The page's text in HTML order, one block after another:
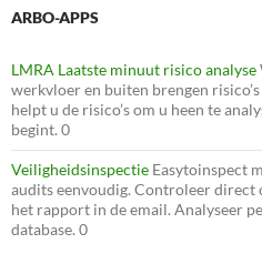
ARBO-APPS
LMRA Laatste minuut risico analyse
werkvloer en buiten brengen
helpt u de risico’s om u heen te
begint. 0
Veiligheidsinspectie Easytoinspect
audits eenvoudig. Controleer direct
het rapport in de email. Analyseer
database. 0